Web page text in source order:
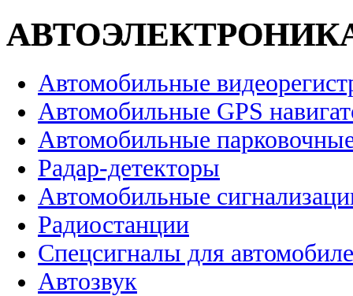
Автомобильные
Автомобильные GPS
Автомобильные
Радар-детекторы
Автомобильные
Радиостанции
Спецсигналы для
Автозвук